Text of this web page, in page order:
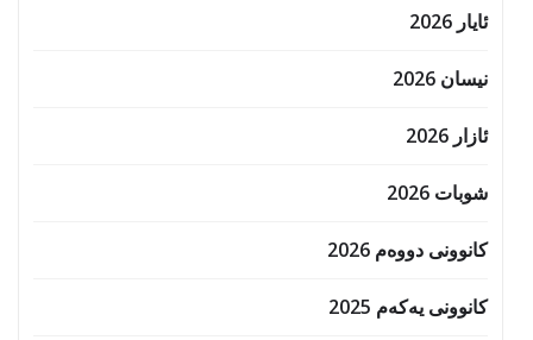
ئایار 2026
نیسان 2026
ئازار 2026
شوبات 2026
کانوونی دووەم 2026
کانوونی یەکەم 2025